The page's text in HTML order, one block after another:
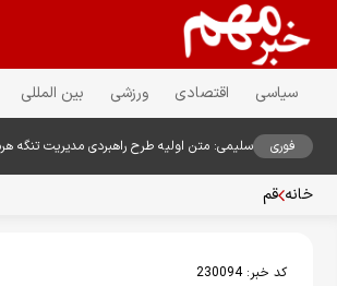
سیاسی اقتصادی ورزشی بین المللی
فوری سلیمی: متن اولیه طرح راهبردی مدیریت تنگه
خانه قم
کد خبر:230094